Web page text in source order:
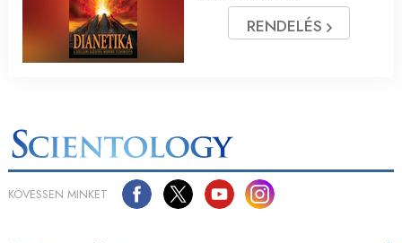
RENDELÉS
KÖVESSEN MINKET